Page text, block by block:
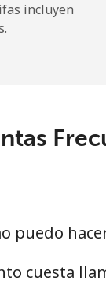
incluyen
puedo
cuesta